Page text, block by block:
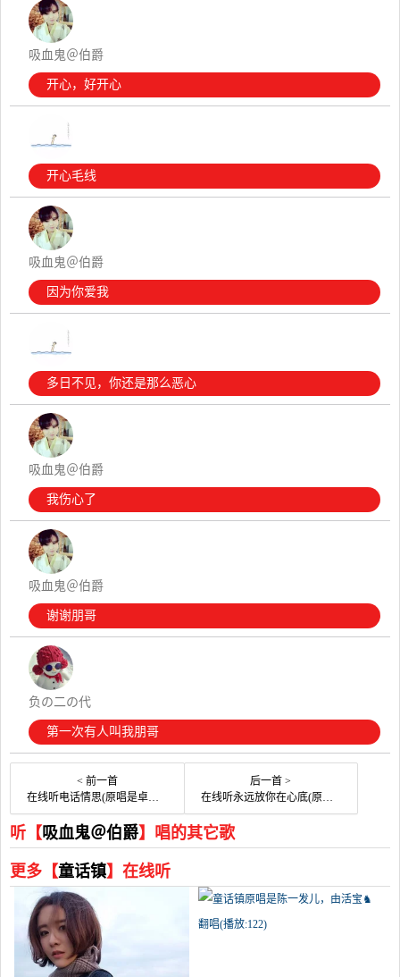
吸血鬼＠伯爵
开心，好开心
开心毛线
吸血鬼＠伯爵
因为你爱我
多日不见，你还是那么恶心
吸血鬼＠伯爵
我伤心了
吸血鬼＠伯爵
谢谢朋哥
负の二の代
第一次有人叫我朋哥
< 前一首
在线听电话情思(原唱是卓依婷)，心语演唱点播:86次
后一首 >
在线听永远放你在心底(原唱是晨熙/司徒兰芳)，从新开始演唱点播:234次
听【吸血鬼＠伯爵】唱的其它歌
更多【童话镇】在线听